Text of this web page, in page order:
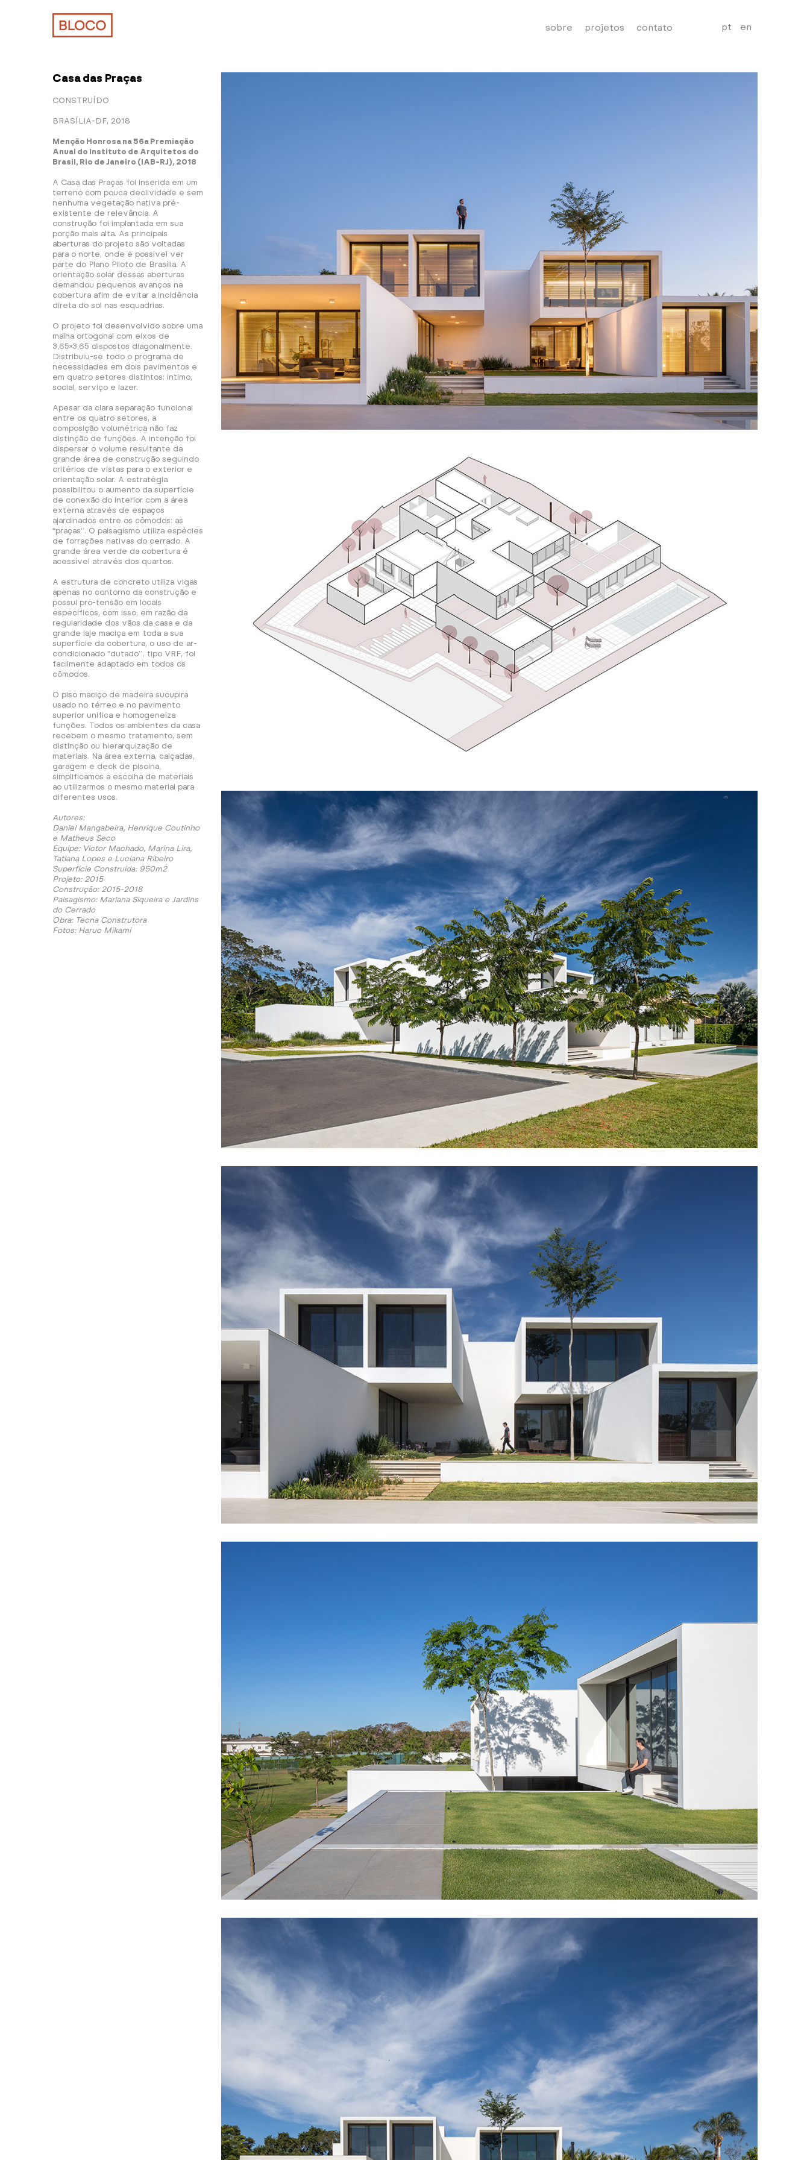
pt en
sobre projetos contato
Casa das Praças
CONSTRUÍDO
BRASÍLIA-DF, 2018
Menção Honrosa na 56a Premiação
Anual do Instituto de Arquitetos do
Brasil, Rio de Janeiro (IAB-RJ), 2018
A Casa das Praças foi inserida em um
terreno com pouca declividade e sem
nenhuma vegetação nativa pré-
existente de relevância. A
construção foi implantada em sua
porção mais alta. As principais
aberturas do projeto são voltadas
para o norte, onde é possível ver
parte do Plano Piloto de Brasília. A
orientação solar dessas aberturas
demandou pequenos avanços na
cobertura afim de evitar a incidência
direta do sol nas esquadrias.
O projeto foi desenvolvido sobre uma
malha ortogonal com eixos de
3,65×3,65 dispostos diagonalmente.
Distribuiu-se todo o programa de
necessidades em dois pavimentos e
em quatro setores distintos: íntimo,
social, serviço e lazer.
Apesar da clara separação funcional
entre os quatro setores, a
composição volumétrica não faz
distinção de funções. A intenção foi
dispersar o volume resultante da
grande área de construção seguindo
critérios de vistas para o exterior e
orientação solar. A estratégia
possibilitou o aumento da superfície
de conexão do interior com a área
externa através de espaços
ajardinados entre os cômodos: as
“praças”. O paisagismo utiliza espécies
de forrações nativas do cerrado. A
grande área verde da cobertura é
acessível através dos quartos.
A estrutura de concreto utiliza vigas
apenas no contorno da construção e
possui pro-tensão em locais
específicos, com isso, em razão da
regularidade dos vãos da casa e da
grande laje maciça em toda a sua
superfície da cobertura, o uso de ar-
condicionado “dutado”, tipo VRF, foi
facilmente adaptado em todos os
cômodos.
O piso maciço de madeira sucupira
usado no térreo e no pavimento
superior unifica e homogeneíza
funções. Todos os ambientes da casa
recebem o mesmo tratamento, sem
distinção ou hierarquização de
materiais. Na área externa, calçadas,
garagem e deck de piscina,
simplificamos a escolha de materiais
ao utilizarmos o mesmo material para
diferentes usos.
Autores:
Daniel Mangabeira, Henrique Coutinho
e Matheus Seco
Equipe: Victor Machado, Marina Lira,
Tatiana Lopes e Luciana Ribeiro
Superfície Construída: 950m2
Projeto: 2015
Construção: 2015-2018
Paisagismo: Mariana Siqueira e Jardins
do Cerrado
Obra: Tecna Construtora
Fotos: Haruo Mikami